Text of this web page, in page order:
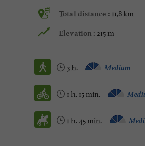
Total distance : 11,8 km
Elevation : 215 m
3 h. Medium
1 h. 15 min.
1 h. 45 min.